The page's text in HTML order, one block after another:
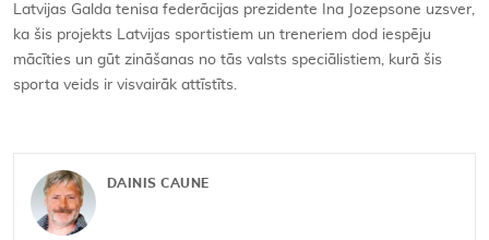
Latvijas Galda tenisa federācijas prezidente Ina Jozepsone uzsver,
ka šis projekts Latvijas sportistiem un treneriem dod iespēju
mācīties un gūt zināšanas no tās valsts speciālistiem, kurā šis
sporta veids ir visvairāk attīstīts.
DAINIS CAUNE